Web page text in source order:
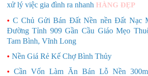
xử lý việc gia đình ra nhanh HÀNG ĐẸP
• C Chủ Gửi Bán Đất Nền nền Đất Nạc
Đường Tỉnh 909 Gần Cầu Giáo Mẹo
Tam Bình, Vĩnh Long
• Nền Giá Rẻ Kế Chợ Bình Thủy
•Cần Vốn Làm Ăn Bán Lỗ Nền